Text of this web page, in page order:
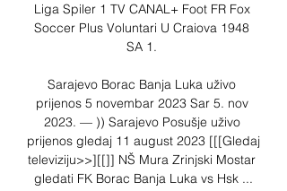
Liga Spiler 1 TV CANAL+ Foot FR Fox
Soccer Plus Voluntari U Craiova 1948
SA 1.
Sarajevo Borac Banja Luka uživo
prijenos 5 novembar 2023 Sar 5. nov
2023. — )) Sarajevo Posušje uživo
prijenos gledaj 11 august 2023 [[[Gledaj
televiziju>>][[]] NŠ Mura Zrinjski Mostar
gledati FK Borac Banja Luka vs Hsk ...